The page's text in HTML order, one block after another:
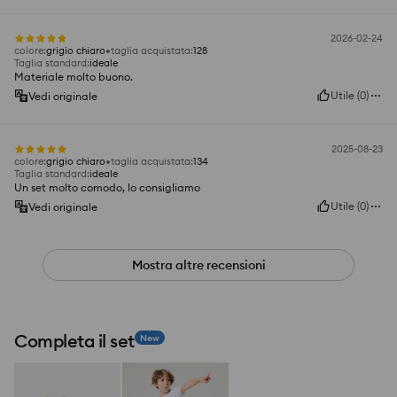
2026-02-24
colore:grigio chiaro taglia acquistata:128
Taglia standard:ideale
Materiale molto buono.
Vedi originale
Utile (0)
2025-08-23
colore:grigio chiaro taglia acquistata:134
Taglia standard:ideale
Un set molto comodo, lo consigliamo
Vedi originale
Utile (0)
Mostra altre recensioni
Completa il set New